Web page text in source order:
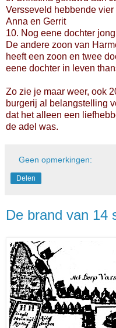
Versseveld hebbende
Anna en Gerrit
10. Nog eene dochter
De andere zoon van
heeft een zoon en twee
eene dochter in leven
Zo zie je maar weer, ook
burgerij al belangstelling
dat het alleen een
de adel was.
Geen opmerkingen:
Delen
De brand van 14